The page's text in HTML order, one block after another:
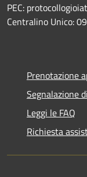
PEC:
Centralino Unico:
Prenotazione
Segnalazione
Leggi le FAQ
Richiesta